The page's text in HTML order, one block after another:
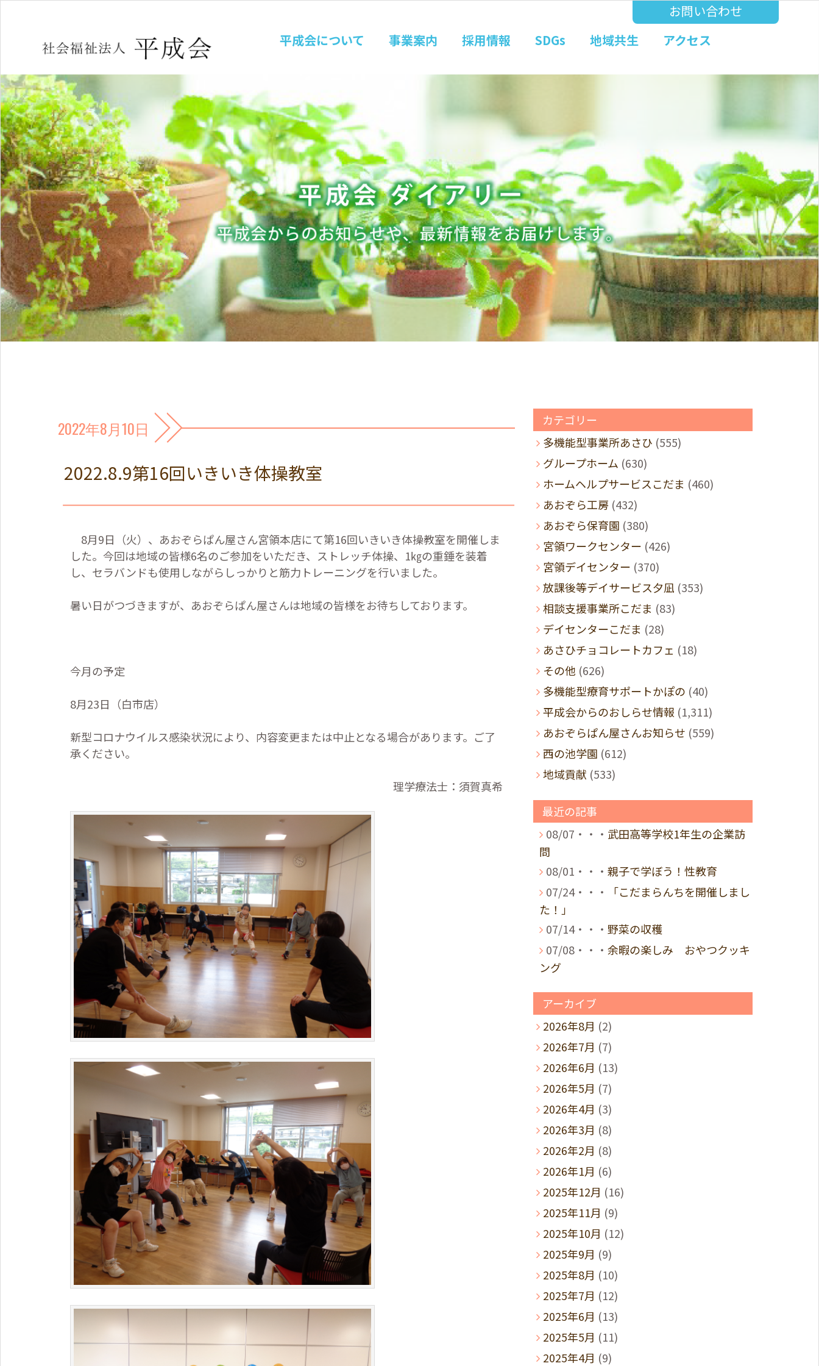
お問い合わせ
平成会について
事業案内 採用情報 SDGs 地域共生 アクセス
2022年8月10日
2022.8.9第16回いきいき体操教室
8月9日（火）、あおぞらぱん屋さん宮領本店にて第16回いきいき体操教室を開催しま
した。今回は地域の皆様6名のご参加をいただき、ストレッチ体操、 1㎏の重錘を装着
し、セラバンドも使用しながらしっかりと筋力トレーニングを行いました。
暑い日がつづきますが、あおぞらぱん屋さんは地域の皆様をお待ちしております。
今月の予定
8月23日（白市店）
新型コロナウイルス感染状況により、内容変更または中止となる場合があります。ご了
承ください。
理学療法士：須賀真希
カテゴリー
多機能型事業所あさひ (555)
グループホーム (630)
ホームヘルプサービスこだま (460)
あおぞら工房 (432)
あおぞら保育園 (380)
宮領ワークセンター (426)
宮領デイセンター (370)
放課後等デイサービス夕凪 (353)
相談支援事業所こだま (83)
デイセンターこだま (28)
あさひチョコレートカフェ (18)
その他 (626)
多機能型療育サポートかぽの (40)
平成会からのおしらせ情報 (1,311)
あおぞらぱん屋さんお知らせ (559)
西の池学園 (612)
地域貢献 (533)
最近の記事
08/07・・・ 武田高等学校1年生の企業訪
問
08/01・・・ 親子で学ぼう！性教育
07/24・・・
「こだまらんちを開催しまし
た！」
07/14・・・ 野菜の収穫
07/08・・・ 余暇の楽しみ おやつクッキ
ング
アーカイブ
2026年8月 (2)
2026年7月 (7)
2026年6月 (13)
2026年5月 (7)
2026年4月 (3)
2026年3月 (8)
2026年2月 (8)
2026年1月 (6)
2025年12月 (16)
2025年11月 (9)
2025年10月 (12)
2025年9月 (9)
2025年8月 (10)
2025年7月 (12)
2025年6月 (13)
2025年5月 (11)
2025年4月 (9)